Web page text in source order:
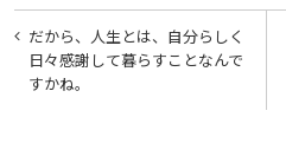
投
稿
ナ
だから、人生とは、自分らしく
日々感謝して暮らすことなんで
すかね。